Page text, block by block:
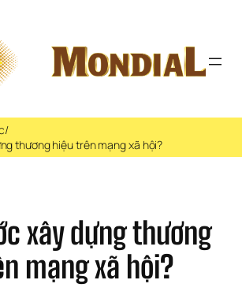
/
thương hiệu trên mạng xã hội?
xây dựng thương
mạng xã hội?